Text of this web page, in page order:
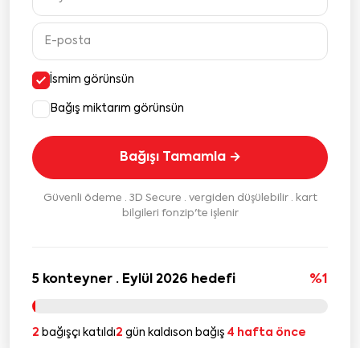
İsmim görünsün
Bağış miktarım görünsün
Bağışı Tamamla →
Güvenli ödeme · 3D Secure · vergiden düşülebilir · kart
bilgileri fonzip'te işlenir
5 konteyner · Eylül 2026 hedefi %1
2 bağışçı katıldı2 gün kaldıson bağış 4 hafta önce